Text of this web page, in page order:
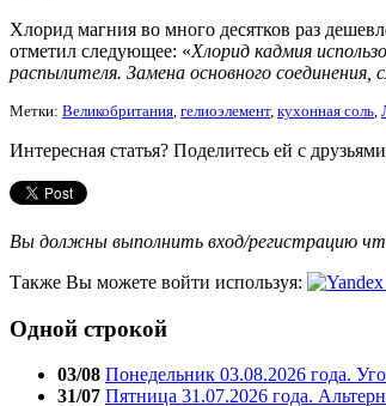
Хлорид магния во много десятков раз
отметил следующее: «Хлорид кадмия
распылителя. Замена основного
Метки: Великобритания, гелиоэлемент, кухонная соль,
Интересная статья? Поделитесь ей с
Вы должны выполнить вход/регистрацию
Также Вы можете войти используя:
Одной строкой
03/08 Понедельник 03.08.2026 года.
31/07 Пятница 31.07.2026 года.